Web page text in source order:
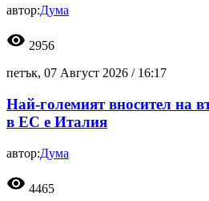
автор:Дума
visibility 2956
петък, 07 Август 2026 / 16:17
Най-големият вносител на
в ЕС е Италия
автор:Дума
visibility 4465